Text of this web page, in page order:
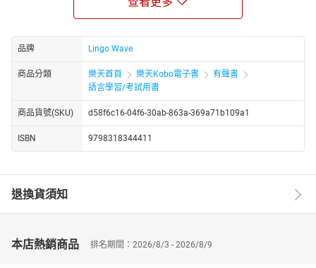
在第 1 单元，您将听到朗读者将英语分解成一个个音节，清晰缓慢
来便可以随时理解要说的句子是什么意思。
第 2 单元专门加深听力技能，可以提高您与母语人士对话交流的能
力。本章要求仔细倾听英语的细微特点。
到第 3 单元，您会发现自己在说和理解方面的能力都有了进步。听
到译文后，您会听到朗读者以正常语速重复这个句子两次。在学习
运用正常语速的英语的过程中，第 3、4 单元会帮助您熟记新的词汇
和完整句子。
建议您根据需要，重听第 1、2、3 或 4 单元的听、说或熟记部分。
我们开发的有声书，无需电子书便可以学习。这为您提供随时都能
的学习环境中使用。
品牌 Lingo Wave
商品分類 樂天首頁 樂天Kobo電子書
有聲書
語言學習/考試用書
商品貨號(SKU) d58f6c16-04f6-30ab-863a-369a71b109a1
ISBN 9798318344411
退換貨須知
本店熱銷商品 排名期間：2026/8/3 - 2026/8/9